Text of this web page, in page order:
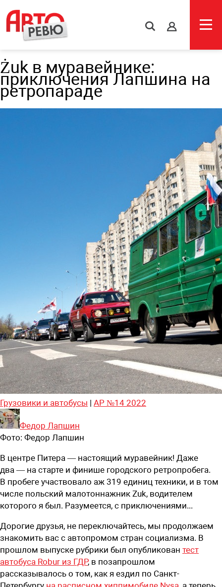
s
Żuk в муравейнике:
приключения Лапшина на
ретропараде
Грузовики и автобусы | АР №14 2022
Федор Лапшин
Фото: Федор Лапшин
В центре Питера — настоящий муравейник! Даже
два — на старте и финише городского ретропробега.
В пробеге участвовало аж 319 единиц техники, и в том
числе польский малотоннажник Zuk, водителем
которого я был. Разумеется, с приключениями...
Дорогие друзья, не переключайтесь, мы продолжаем
знакомить вас с автопромом стран социализма. В
прошлом выпуске рубрики был опубликован тест
автобуса Robur из ГДР, в позапрошлом
рассказывалось о том, как я ездил по ­Санкт-